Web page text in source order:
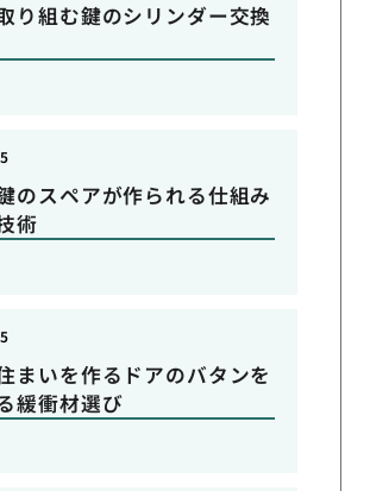
り組む鍵のシリンダー交換
のスペアが作られる仕組み
術
まいを作るドアのバタンを
緩衝材選び